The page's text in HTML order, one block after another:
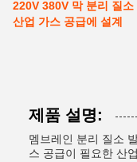
220V 380V 막 분리 질
산업 가스 공급에 설계
제품 설명:
멤브레인 분리 질소
스 공급이 필요한 산